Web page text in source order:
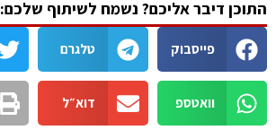
התוכן דיבר אליכם? נשמח לשיתוף שלכם:
פייסבוק טלגרם
וואטספ דוא״ל